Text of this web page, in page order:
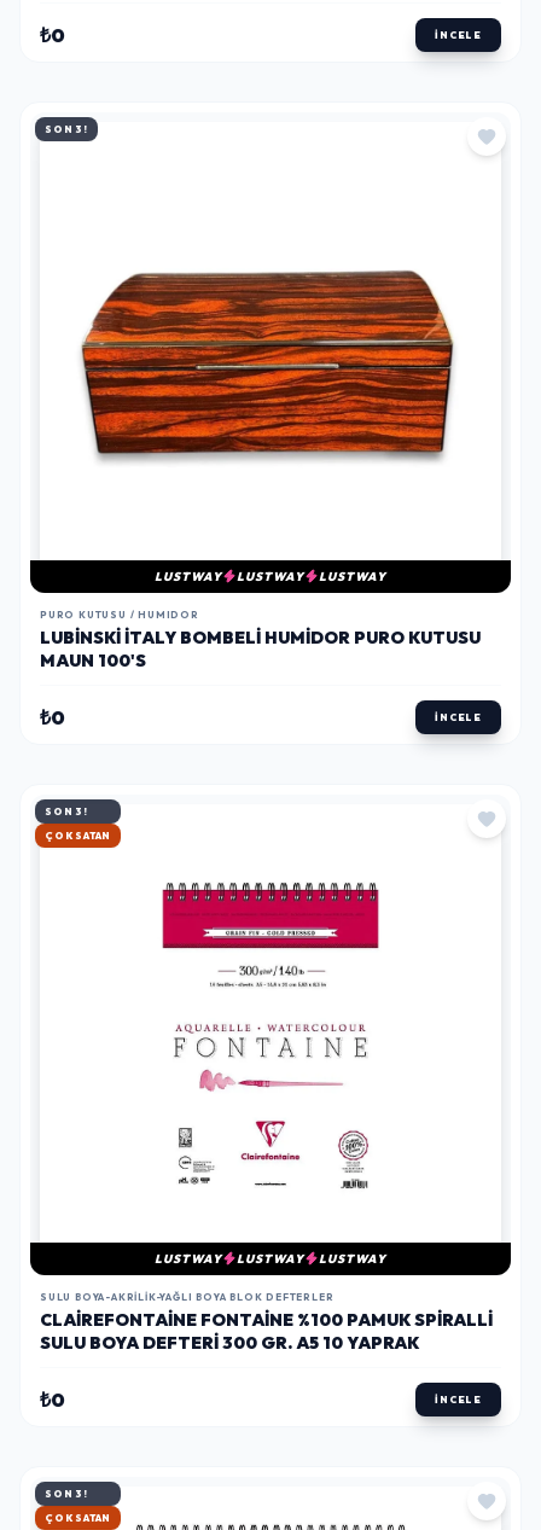
₺0 İNCELE
SON 3!
LUSTWAY LUSTWAY LUSTWAY
PURO KUTUSU / HUMIDOR
LUBINSKI İTALY BOMBELI HUMIDOR PURO KUTUSU
MAUN 100'S
₺0 İNCELE
SON 3!
HIZLI KARGO
LUSTWAY LUSTWAY LUSTWAY
SULU BOYA-AKRILIK-YAĞLI BOYA BLOK DEFTERLER
CLAIREFONTAINE FONTAINE %100 PAMUK SPIRALLI
SULU BOYA DEFTERI 300 GR. A5 10 YAPRAK
₺0 İNCELE
SON 3!
HIZLI KARGO